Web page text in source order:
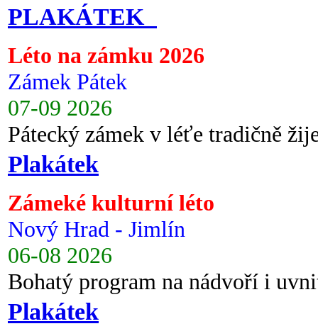
PLAKÁTEK
Léto na zámku 2026
Zámek Pátek
07-09 2026
Pátecký zámek v léťe tradičně
Plakátek
Zámeké kulturní léto
Nový Hrad - Jimlín
06-08 2026
Bohatý program na nádvoří i
Plakátek